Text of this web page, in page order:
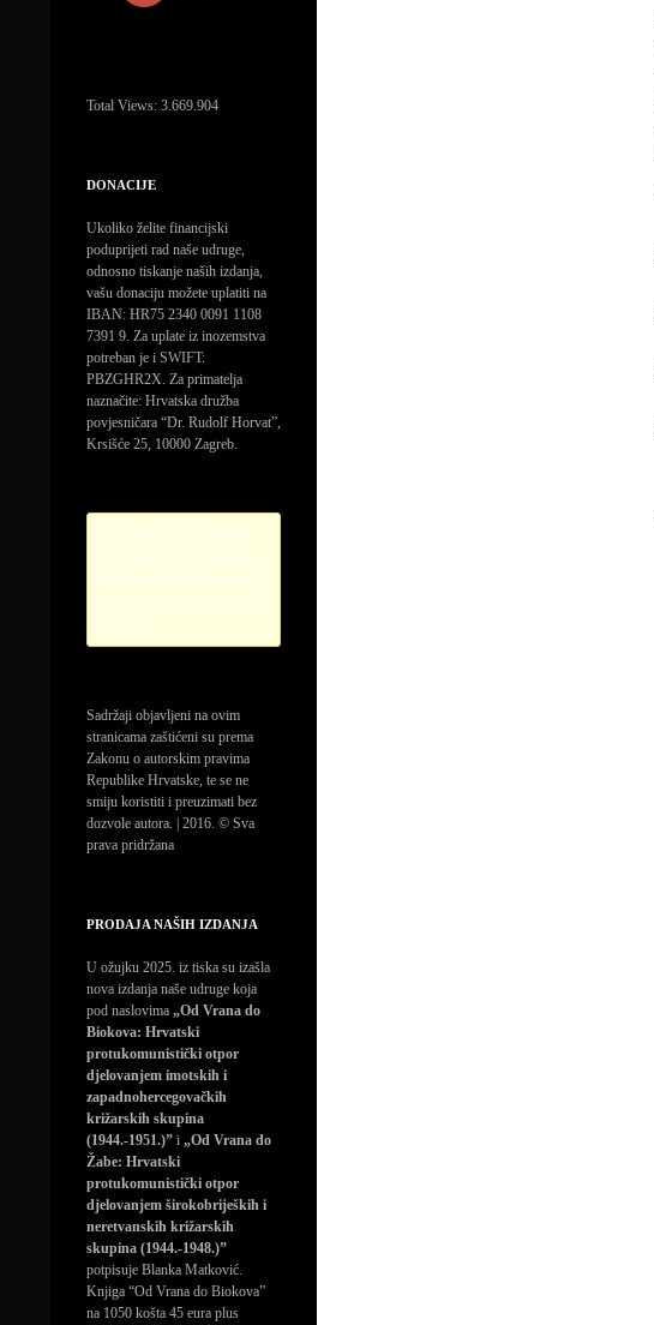
Total Views: 3.669.904
DONACIJE
Ukoliko želite financijski
poduprijeti rad naše udruge,
odnosno tiskanje naših izdanja,
vašu donaciju možete uplatiti na
IBAN: HR75 2340 0091 1108
7391 9. Za uplate iz inozemstva
potreban je i SWIFT:
PBZGHR2X. Za primatelja
naznačite: Hrvatska družba
povjesničara “Dr. Rudolf Horvat”,
Krsišće 25, 10000 Zagreb.
Sadržaji objavljeni na ovim
stranicama zaštićeni su prema
Zakonu o autorskim pravima
Republike Hrvatske, te se ne
smiju koristiti i preuzimati bez
dozvole autora. | 2016. © Sva
prava pridržana
PRODAJA NAŠIH IZDANJA
U ožujku 2025. iz tiska su izašla
nova izdanja naše udruge koja
pod naslovima „Od Vrana do
Biokova: Hrvatski
protukomunistički otpor
djelovanjem imotskih i
zapadnohercegovačkih
križarskih skupina
(1944.-1951.)” i „Od Vrana do
Žabe: Hrvatski
protukomunistički otpor
djelovanjem širokobrijeških i
neretvanskih križarskih
skupina (1944.-1948.)”
potpisuje Blanka Matković.
Knjiga “Od Vrana do Biokova”
na 1050 košta 45 eura plus